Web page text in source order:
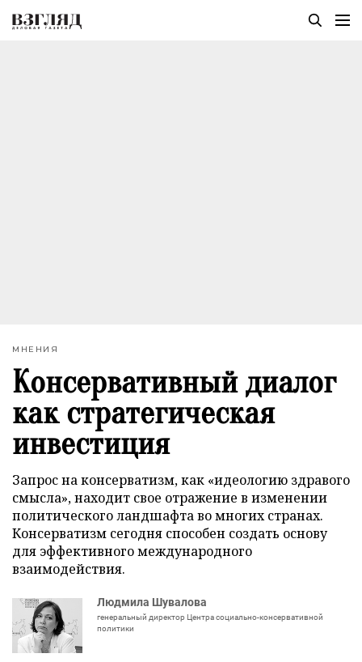
МНЕНИЯ
Консервативный диалог
как стратегическая
инвестиция
Запрос на консерватизм, как «идеологию здравого
смысла», находит свое отражение в изменении
политического ландшафта во многих странах.
Консерватизм сегодня способен создать основу
для эффективного международного
взаимодействия.
Людмила Шувалова
генеральный директор Центра социально-консервативной
политики